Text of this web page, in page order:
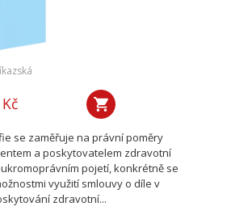
se zaměřuje na právní poměry
a poskytovatelem zdravotní
pojetí, konkrétně se
využití smlouvy o díle v
zdravotní...